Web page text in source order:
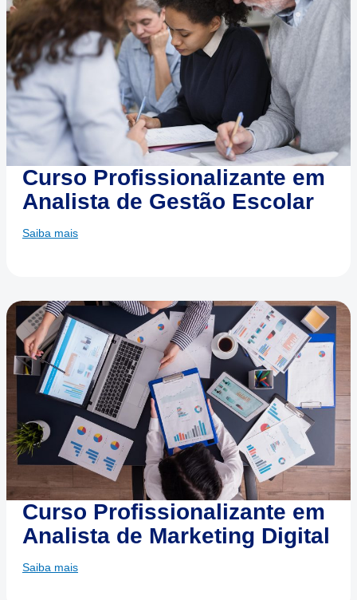
Curso Profissionalizante em
Analista de Gestão Escolar
Saiba mais
Curso Profissionalizante em
Analista de Marketing Digital
Saiba mais